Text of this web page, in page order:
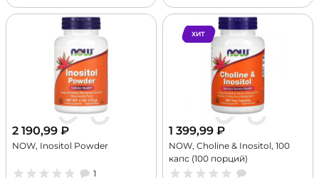
2 190,99 ₽
NOW, Inositol Powder
1
ХИТ
1 399,99 ₽
NOW, Choline & Inositol, 100
капс (100 порций)